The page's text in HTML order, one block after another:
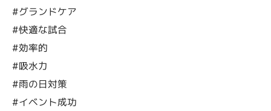
#グランドケア
#快適な試合
#効率的
#吸水力
#雨の日対策
#イベント成功